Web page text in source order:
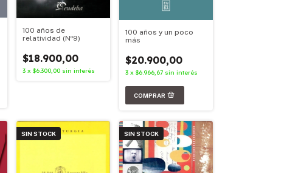
100 años de
relatividad (Nº9)
$18.900,00
3 x $6.300,00 sin interés
100 años y un poco
más
$20.900,00
3 x $6.966,67 sin interés
SIN STOCK SIN STOCK